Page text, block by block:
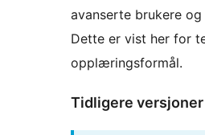
avanserte brukere
Dette er vist her for
opplæringsformål.
Tidligere versjoner